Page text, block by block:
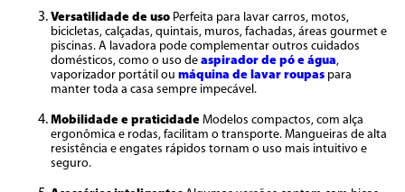
Versatilidade de uso Perfeita para lavar carros, motos,
bicicletas, calçadas, quintais, muros, fachadas, áreas gourmet e
piscinas. A lavadora pode complementar outros cuidados
domésticos, como o uso de aspirador de pó e água,
vaporizador portátil ou máquina de lavar roupas para
manter toda a casa sempre impecável.
Mobilidade e praticidade Modelos compactos, com alça
ergonômica e rodas, facilitam o transporte. Mangueiras de alta
resistência e engates rápidos tornam o uso mais intuitivo e
seguro.